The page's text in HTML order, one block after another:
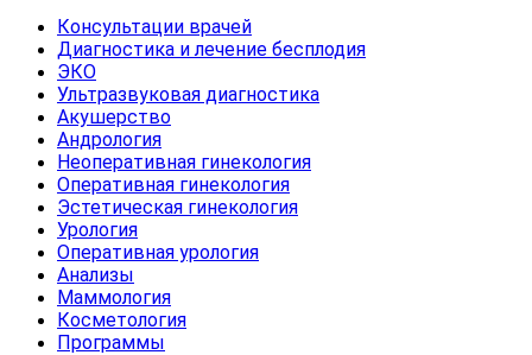
Консультации врачей
Диагностика и лечение бесплодия
ЭКО
Ультразвуковая диагностика
Акушерство
Андрология
Неоперативная гинекология
Оперативная гинекология
Эстетическая гинекология
Урология
Оперативная урология
Анализы
Маммология
Косметология
Программы